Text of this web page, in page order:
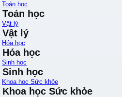
Toán học
Toán học
Vật lý
Vật lý
Hóa học
Hóa học
Sinh học
Sinh học
Khoa học Sức khỏe
Khoa học Sức khỏe